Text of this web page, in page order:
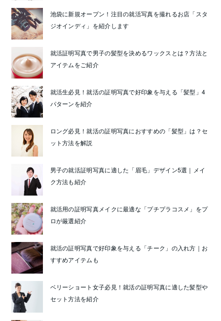
池袋に新規オープン！注目の就活写真を撮れるお店「スタ
ジオインディ」を紹介します
就活証明写真で男子の髪型を決めるワックスとは？方法と
アイテムをご紹介
就活生必見！就活の証明写真で好印象を与える「髪型」4
パターンを紹介
ロング必見！就活の証明写真におすすめの「髪型」は？セ
ット方法を解説
男子の就活証明写真に適した「眉毛」デザイン5選｜メイ
ク方法も紹介
就活用の証明写真メイクに最適な「プチプラコスメ」をプ
ロが厳選紹介
就活の証明写真で好印象を与える「チーク」の入れ方｜お
すすめアイテムも
ベリーショート女子必見！就活の証明写真に適した髪型や
セット方法を紹介